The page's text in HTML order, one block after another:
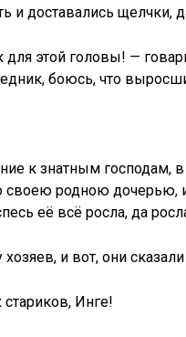
и доставались щелчки,
этой головы! —
боюсь, что
к знатным господам,
своею родною дочерью,
её всё росла, да
и вот, они сказали
Инге!